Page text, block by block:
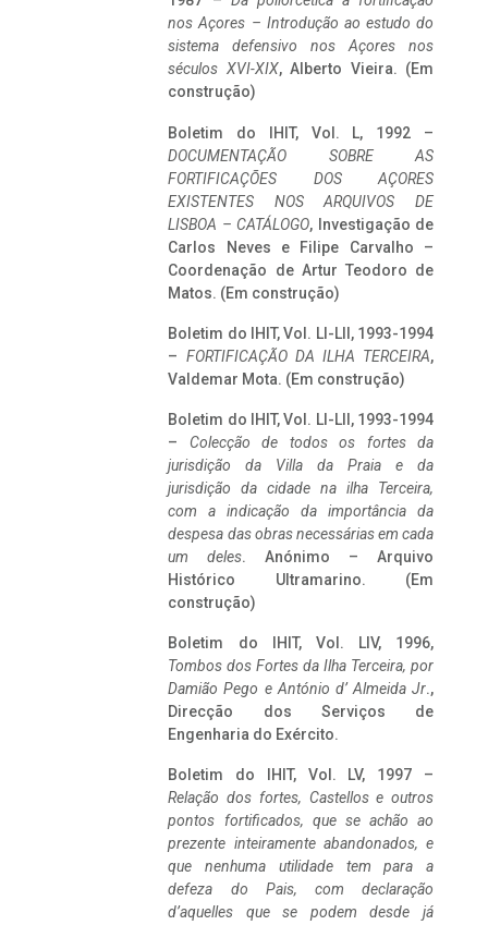
nos Açores – Introdução ao estudo do
sistema defensivo nos Açores nos
séculos XVI-XIX, Alberto Vieira. (Em
construção)
Boletim do IHIT, Vol. L, 1992 –
DOCUMENTAÇÃO SOBRE AS
FORTIFICAÇÕES DOS AÇORES
EXISTENTES NOS ARQUIVOS DE
LISBOA – CATÁLOGO, Investigação de
Carlos Neves e Filipe Carvalho –
Coordenação de Artur Teodoro de
Matos. (Em construção)
Boletim do IHIT, Vol. LI-LII, 1993-1994
– FORTIFICAÇÃO DA ILHA TERCEIRA,
Valdemar Mota. (Em construção)
Boletim do IHIT, Vol. LI-LII, 1993-1994
– Colecção de todos os fortes da
jurisdição da Villa da Praia e da
jurisdição da cidade na ilha Terceira,
com a indicação da importância da
despesa das obras necessárias em cada
um deles. Anónimo – Arquivo
Histórico Ultramarino. (Em
construção)
Boletim do IHIT, Vol. LIV, 1996,
Tombos dos Fortes da Ilha Terceira, por
Damião Pego e António d’ Almeida Jr.,
Direcção dos Serviços de
Engenharia do Exército.
Boletim do IHIT, Vol. LV, 1997 –
Relação dos fortes, Castellos e outros
pontos fortificados, que se achão ao
prezente inteiramente abandonados, e
que nenhuma utilidade tem para a
defeza do Pais, com declaração
d’aquelles que se podem desde já